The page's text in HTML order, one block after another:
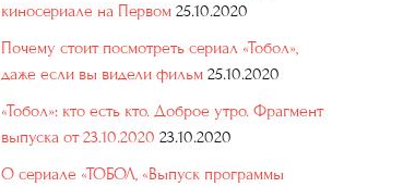
киносериале на Первом 25.10.2020
Почему стоит посмотреть сериал «Тобол»,
даже если вы видели фильм 25.10.2020
«Тобол»: кто есть кто. Доброе утро. Фрагмент
выпуска от 23.10.2020 23.10.2020
О сериале «ТОБОЛ, «Выпуск программы